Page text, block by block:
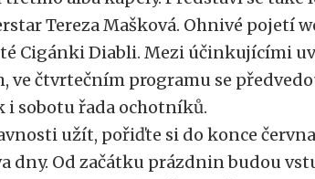
Tereza Mašková. Ohnivé pojetí
Cigánki Diabli. Mezi účinkujícími
ve čtvrtečním programu se
i sobotu řada ochotníků.
užít, pořiďte si do konce
dny. Od začátku prázdnin budou